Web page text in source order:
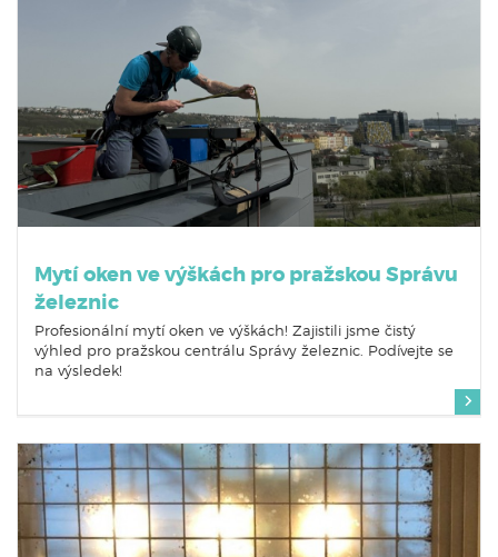
Mytí oken ve výškách pro pražskou Správu
železnic
Profesionální mytí oken ve výškách! Zajistili jsme čistý
výhled pro pražskou centrálu Správy železnic. Podívejte se
na výsledek!